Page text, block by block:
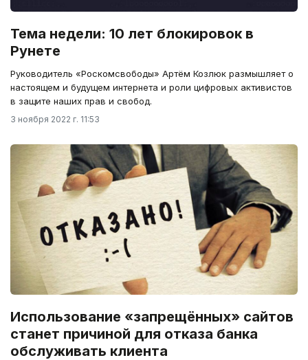
Тема недели: 10 лет блокировок в
Рунете
Руководитель «Роскомсвободы» Артём Козлюк размышляет о
настоящем и будущем интернета и роли цифровых активистов
в защите наших прав и свобод.
3 ноября 2022 г. 11:53
Использование «запрещённых» сайтов
станет причиной для отказа банка
обслуживать клиента